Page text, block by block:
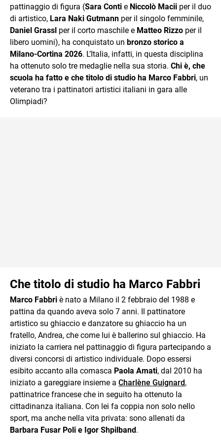
pattinaggio di figura (Sara Conti e Niccolò Macii per il duo
di artistico, Lara Naki Gutmann per il singolo femminile,
Daniel Grassl per il corto maschile e Matteo Rizzo per il
libero uomini), ha conquistato un bronzo storico a
Milano-Cortina 2026. L’Italia, infatti, in questa disciplina
ha ottenuto solo tre medaglie nella sua storia. Chi è, che
scuola ha fatto e che titolo di studio ha Marco Fabbri, un
veterano tra i pattinatori artistici italiani in gara alle
Olimpiadi?
Che titolo di studio ha Marco Fabbri
Marco Fabbri è nato a Milano il 2 febbraio del 1988 e
pattina da quando aveva solo 7 anni. Il pattinatore
artistico su ghiaccio e danzatore su ghiaccio ha un
fratello, Andrea, che come lui è ballerino sul ghiaccio. Ha
iniziato la carriera nel pattinaggio di figura partecipando a
diversi concorsi di artistico individuale. Dopo essersi
esibito accanto alla comasca Paola Amati, dal 2010 ha
iniziato a gareggiare insieme a Charlène Guignard,
pattinatrice francese che in seguito ha ottenuto la
cittadinanza italiana. Con lei fa coppia non solo nello
sport, ma anche nella vita privata: sono allenati da
Barbara Fusar Poli e Igor Shpilband.